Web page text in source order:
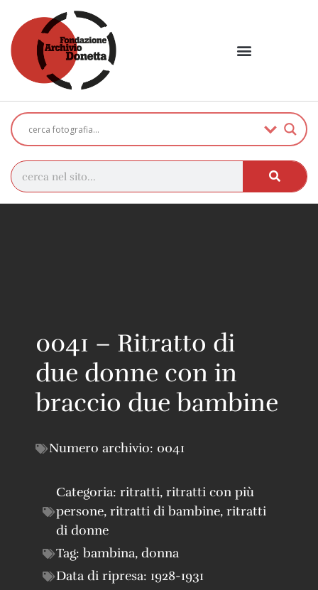
0041 – Ritratto di
due donne con in
braccio due bambine
Numero archivio: 0041
Categoria: ritratti, ritratti con più
persone, ritratti di bambine, ritratti
di donne
Tag: bambina, donna
Data di ripresa: 1928-1931